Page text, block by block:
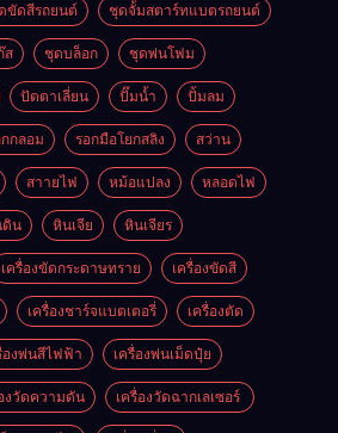
ขัดสีรถยนต์​ ชุดจั้มสตาร์ทแบตรถยนต์
ส ชุดบล็อก ชุดพ่นโฟม
ปัตตาเลี่ยน ปั๊มน้ำ ปั้มลม
กลอม รอกมือโยกสลิง สว่าน
สาายไฟ หม้อแปลง หลอดไฟ
ดิน หินเจีย หินเจียร
เครื่องขัดกระดาษทราย เครื่องขัดสี
เครื่องชาร์จแบตเตอรี่ เครื่องตัด
องพ่นสีไฟฟ้า เครื่องพ่นเม็ดปุ๋ย
งวัดความดัน เครื่องวัดฉากเลเซอร์